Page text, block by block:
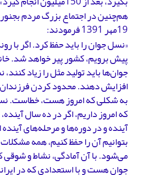
هم‌چنین در اجتماع بزرگ مردم
19مهر 1391 فرمودند:
«نسل جوان را باید حفظ کرد. اگر با
پیش برویم، کشور پیر خواهد شد.
جوان‌ها باید تولید مثل را زیاد کنند،
افزایش دهند. محدود کردن
به شکلی که امروز هست، خطاست.
آینده و در دوره‌ها و مرحله‌های
بتوانیم آن‌ را حفظ کنیم، همه
می‌شود. با آن آمادگی، نشاط و
جوان هست و با استعدادی که در